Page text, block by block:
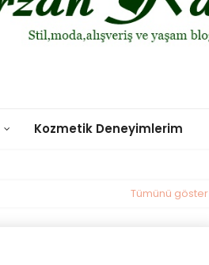
Kozmetik Deneyimlerim
Tümünü göster